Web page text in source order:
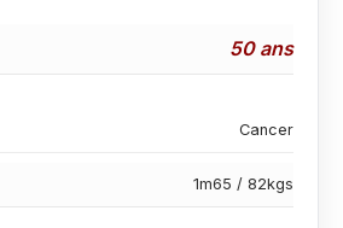
50 ans
Cancer
1m65 / 82kgs